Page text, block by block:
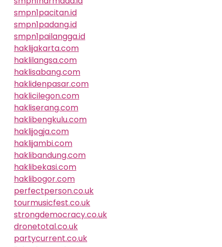
smpn1pacitan.id
smpn1padang.id
smpn1pailangga.id
haklijakarta.com
haklilangsa.com
haklisabang.com
haklidenpasar.com
haklicilegon.com
hakliserang.com
haklibengkulu.com
haklijogja.com
haklijambi.com
haklibandung.com
haklibekasi.com
haklibogor.com
perfectperson.co.uk
tourmusicfest.co.uk
strongdemocracy.co.uk
dronetotal.co.uk
partycurrent.co.uk